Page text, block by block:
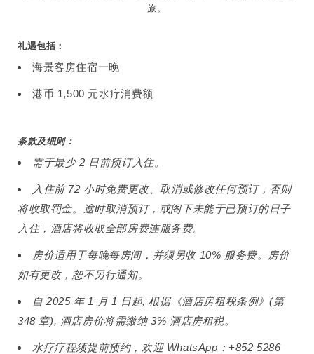
旅。
礼遇包括：
海景客房住宿一晚
港币 1,500 元水疗消费额
条款及细则：
需于最少 2 日前预订入住。
入住前 72 小时免费更改、取消或修改任何预订，否则
将收取罚金。逾时取消预订，或阁下未能于已预订的日子
入住，酒店将收取全部房费连服务费。
房价适用于每晚每房间，并须另收 10% 服务费。房价
如有更改，恕不另行通知。
自 2025 年 1 月 1 日起, 根据《酒店房租税条例》(第
348 章), 酒店房价将需缴纳 3% 酒店房租税。
水疗疗程须提前预约，欢迎 WhatsApp：+852 5286